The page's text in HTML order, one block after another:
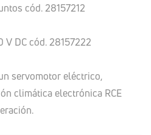
cód. 28157212
DC cód. 28157222
servomotor eléctrico,
climática electrónica RCE